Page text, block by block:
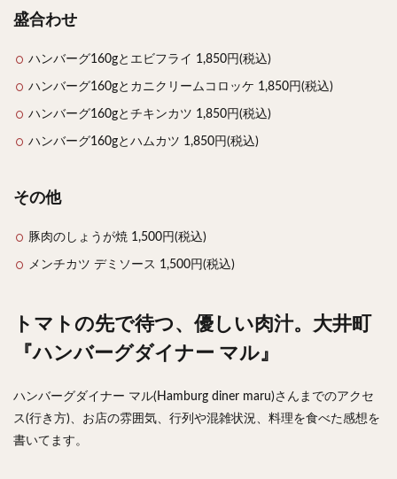
盛合わせ
ハンバーグ160gとエビフライ 1,850円(税込)
ハンバーグ160gとカニクリームコロッケ 1,850円(税込)
ハンバーグ160gとチキンカツ 1,850円(税込)
ハンバーグ160gとハムカツ 1,850円(税込)
その他
豚肉のしょうが焼 1,500円(税込)
メンチカツ デミソース 1,500円(税込)
トマトの先で待つ、優しい肉汁。大井町
『ハンバーグダイナー マル』
ハンバーグダイナー マル(Hamburg diner maru)さんまでのアクセ
ス(行き方)、お店の雰囲気、行列や混雑状況、料理を食べた感想を
書いてます。